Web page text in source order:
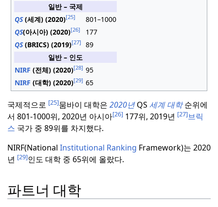
일반 – 국제
QS(세계) (2020)[25]
801–1000
QS(아시아) (2020)[26]
177
QS(BRICS) (2019)[27]
89
일반 – 인도
NIRF (전체) (2020)[28] 95
NIRF (대학) (2020)[29] 65
국제적으로 [25]뭄바이 대학은 2020년QS 세계 대학순위에
서 801-1000위, 2020년 아시아[26] 177위, 2019년 [27]브릭
스 국가 중 89위를 차지했다.
NIRF(National Institutional Ranking Framework)는 2020
년 [29]인도 대학 중 65위에 올랐다.
파트너 대학